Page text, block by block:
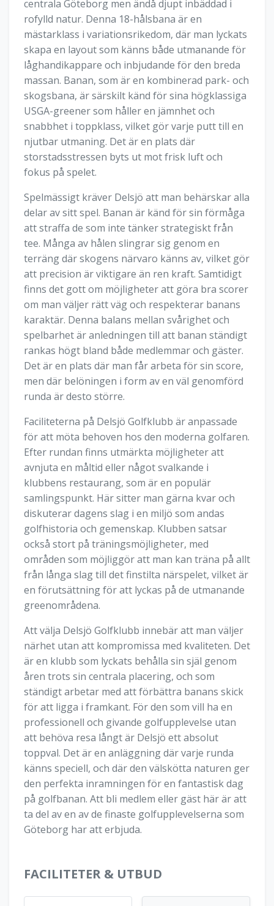
centrala Göteborg men ändå djupt inbäddad i
rofylld natur. Denna 18-hålsbana är en
mästarklass i variationsrikedom, där man lyckats
skapa en layout som känns både utmanande för
låghandikappare och inbjudande för den breda
massan. Banan, som är en kombinerad park- och
skogsbana, är särskilt känd för sina högklassiga
USGA-greener som håller en jämnhet och
snabbhet i toppklass, vilket gör varje putt till en
njutbar utmaning. Det är en plats där
storstadsstressen byts ut mot frisk luft och
fokus på spelet.
Spelmässigt kräver Delsjö att man behärskar alla
delar av sitt spel. Banan är känd för sin förmåga
att straffa de som inte tänker strategiskt från
tee. Många av hålen slingrar sig genom en
terräng där skogens närvaro känns av, vilket gör
att precision är viktigare än ren kraft. Samtidigt
finns det gott om möjligheter att göra bra scorer
om man väljer rätt väg och respekterar banans
karaktär. Denna balans mellan svårighet och
spelbarhet är anledningen till att banan ständigt
rankas högt bland både medlemmar och gäster.
Det är en plats där man får arbeta för sin score,
men där belöningen i form av en väl genomförd
runda är desto större.
Faciliteterna på Delsjö Golfklubb är anpassade
för att möta behoven hos den moderna golfaren.
Efter rundan finns utmärkta möjligheter att
avnjuta en måltid eller något svalkande i
klubbens restaurang, som är en populär
samlingspunkt. Här sitter man gärna kvar och
diskuterar dagens slag i en miljö som andas
golfhistoria och gemenskap. Klubben satsar
också stort på träningsmöjligheter, med
områden som möjliggör att man kan träna på allt
från långa slag till det finstilta närspelet, vilket är
en förutsättning för att lyckas på de utmanande
greenområdena.
Att välja Delsjö Golfklubb innebär att man väljer
närhet utan att kompromissa med kvaliteten. Det
är en klubb som lyckats behålla sin själ genom
åren trots sin centrala placering, och som
ständigt arbetar med att förbättra banans skick
för att ligga i framkant. För den som vill ha en
professionell och givande golfupplevelse utan
att behöva resa långt är Delsjö ett absolut
toppval. Det är en anläggning där varje runda
känns speciell, och där den välskötta naturen ger
den perfekta inramningen för en fantastisk dag
på golfbanan. Att bli medlem eller gäst här är att
ta del av en av de finaste golfupplevelserna som
Göteborg har att erbjuda.
FACILITETER & UTBUD